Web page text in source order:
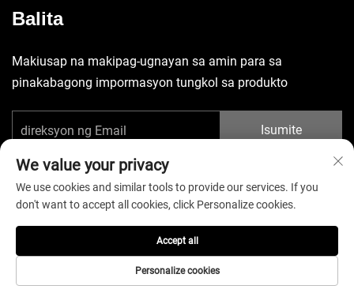
Balita
Makiusap na makipag-ugnayan sa amin para sa
pinakabagong impormasyon tungkol sa produkto
Isumite
Copyright © 2025 China Shenzhen Yuecheng Sporting Goods Co.,
Ltd. Ang lahat ng karapatan ay ipinaglalaban. - Patakaran sa
Pagkapribado
We value your privacy
We use cookies and similar tools to provide our services. If you
don't want to accept all cookies, click Personalize cookies.
Personalize cookies
Accept all